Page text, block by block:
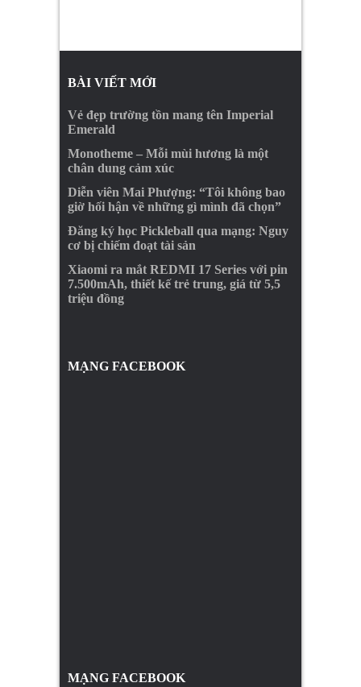
BÀI VIẾT MỚI
Vẻ đẹp trường tồn mang tên Imperial
Emerald
Monotheme – Mỗi mùi hương là một
chân dung cảm xúc
Diễn viên Mai Phượng: “Tôi không bao
giờ hối hận về những gì mình đã chọn”
Đăng ký học Pickleball qua mạng: Nguy
cơ bị chiếm đoạt tài sản
Xiaomi ra mắt REDMI 17 Series với pin
7.500mAh, thiết kế trẻ trung, giá từ 5,5
triệu đồng
MẠNG FACEBOOK
MẠNG FACEBOOK